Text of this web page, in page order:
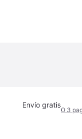
Envío gratis
O 3